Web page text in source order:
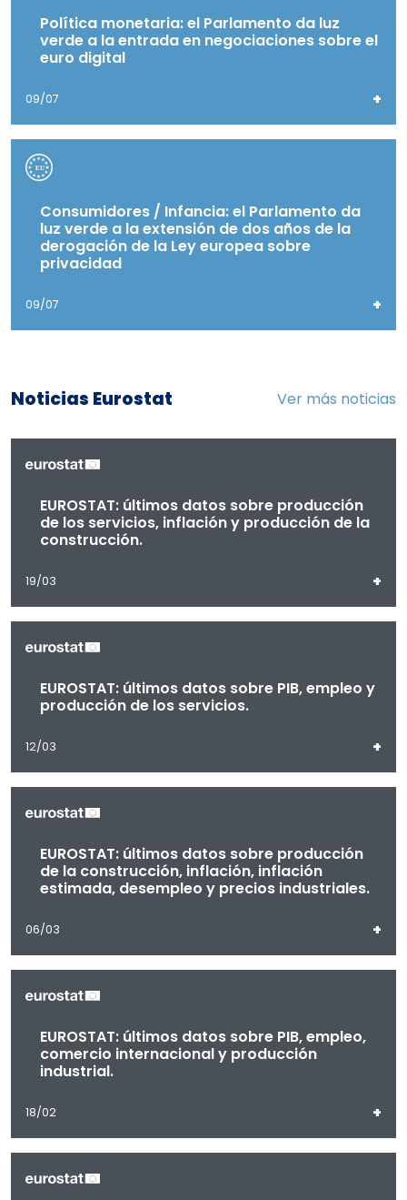
Política monetaria: el Parlamento da luz
verde a la entrada en negociaciones sobre el
euro digital
09/07 +
Consumidores / Infancia: el Parlamento da
luz verde a la extensión de dos años de la
derogación de la Ley europea sobre
privacidad
09/07 +
Noticias Eurostat Ver más noticias
EUROSTAT: últimos datos sobre producción
de los servicios, inflación y producción de la
construcción.
19/03 +
EUROSTAT: últimos datos sobre PIB, empleo y
producción de los servicios.
12/03 +
EUROSTAT: últimos datos sobre producción
de la construcción, inflación, inflación
estimada, desempleo y precios industriales.
06/03 +
EUROSTAT: últimos datos sobre PIB, empleo,
comercio internacional y producción
industrial.
18/02 +